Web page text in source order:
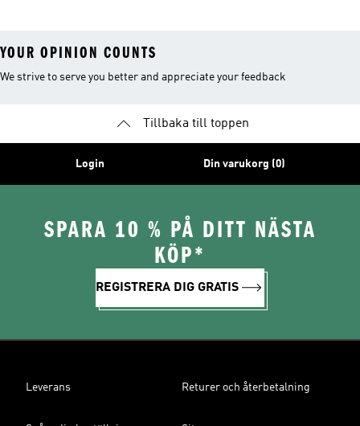
YOUR OPINION COUNTS
We strive to serve you better and appreciate your feedback
Tillbaka till toppen
Login Din varukorg (0)
SPARA 10 % PÅ DITT NÄSTA
KÖP*
REGISTRERA DIG GRATIS
Leverans Returer och återbetalning